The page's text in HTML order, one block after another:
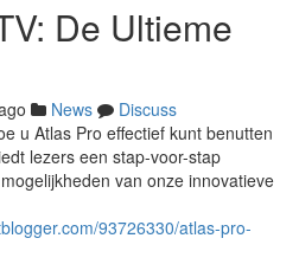
De Ultieme
News
Discuss
u Atlas Pro effectief kunt benutten
lezers een stap-voor-stap
van onze innovatieve
93726330/atlas-pro-